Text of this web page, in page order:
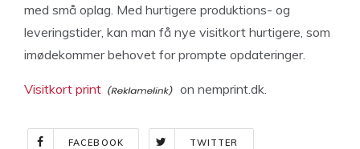
med små oplag. Med hurtigere produktions- og
leveringstider, kan man få nye visitkort hurtigere, som
imødekommer behovet for prompte opdateringer.
Visitkort print on nemprint.dk.
FACEBOOK TWITTER